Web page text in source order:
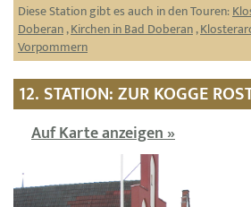
Diese Station gibt es auch in den Touren:
Doberan,Kirchen in Bad Doberan,
Vorpommern
12. STATION: ZUR KOGGE
Auf Karte anzeigen »